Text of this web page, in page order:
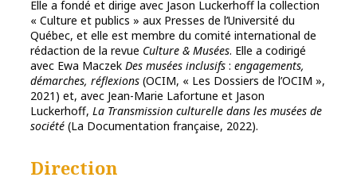
Elle a fondé et dirige avec Jason Luckerhoff la collection
« Culture et publics » aux Presses de l’Université du
Québec, et elle est membre du comité international de
rédaction de la revue Culture & Musées. Elle a codirigé
avec Ewa Maczek Des musées inclusifs : engagements,
démarches, réflexions (OCIM, « Les Dossiers de l’OCIM »,
2021) et, avec Jean-Marie Lafortune et Jason
Luckerhoff, La Transmission culturelle dans les musées de
société (La Documentation française, 2022).
Direction